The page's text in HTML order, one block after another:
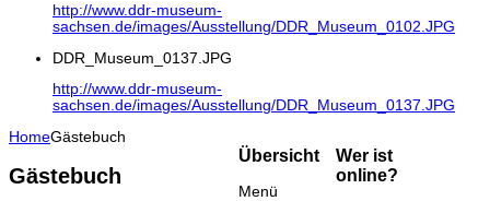
http://www.ddr-museum-
sachsen.de/images/Ausstellung/DDR_Museum_0102.JPG
DDR_Museum_0137.JPG
http://www.ddr-museum-
sachsen.de/images/Ausstellung/DDR_Museum_0137.JPG
HomeGästebuch
Gästebuch
Übersicht
Menü
Wer ist
online?